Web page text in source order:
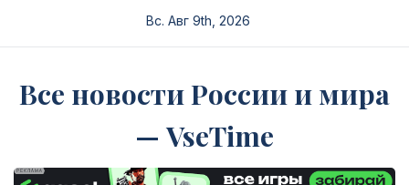
Вс. Авг 9th, 2026
Все новости России и мира
— VseTime